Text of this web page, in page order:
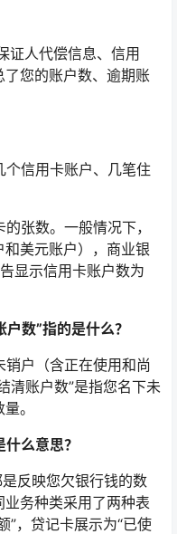
证人代偿信息、信用
您的账户数、逾期账
个信用卡账户、几笔住
张数。一般情况下，
美元账户），商业银
显示信用卡账户数为
数”指的是什么？
销户（含正在使用和尚
清账户数”是指您名下未
。
么意思？
是反映您欠银行钱的数
务种类采用了两种表
”，贷记卡展示为“已使